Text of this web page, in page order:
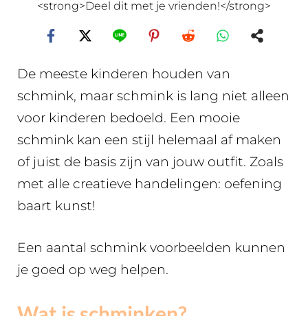
<strong>Deel dit met je vrienden!</strong>
De meeste kinderen houden van
schmink, maar schmink is lang niet alleen
voor kinderen bedoeld. Een mooie
schmink kan een stijl helemaal af maken
of juist de basis zijn van jouw outfit. Zoals
met alle creatieve handelingen: oefening
baart kunst!
Een aantal schmink voorbeelden kunnen
je goed op weg helpen.